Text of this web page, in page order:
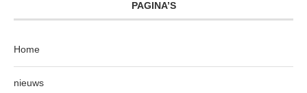
PAGINA’S
Home
nieuws